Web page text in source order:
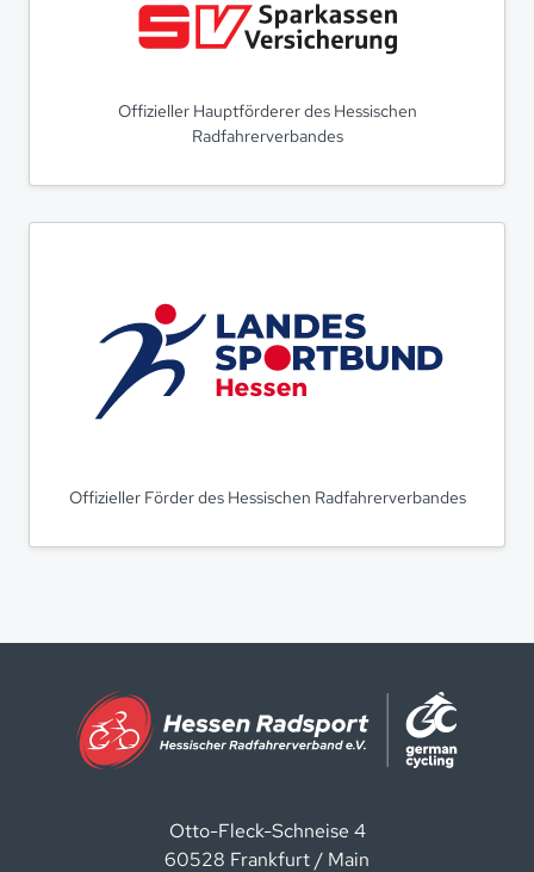
Offizieller Hauptförderer des Hessischen
Radfahrerverbandes
Offizieller Förder des Hessischen Radfahrerverbandes
Otto-Fleck-Schneise 4
60528 Frankfurt / Main